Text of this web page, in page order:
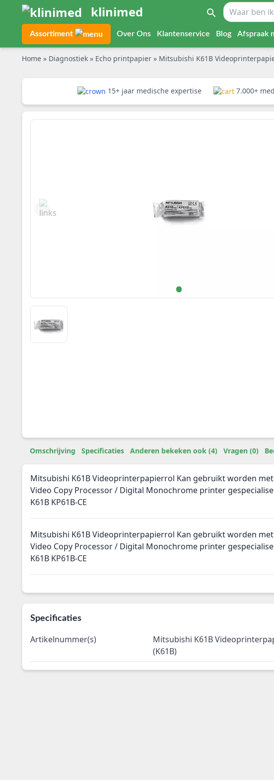
klinimed
Assortiment Over Ons Klantenservice Blog Afspraak
Home » Diagnostiek » Echo printpapier » Mitsubishi K61B
15+ jaar medische expertise 7.000+
Omschrijving Specificaties Anderen bekeken ook (4) Vragen (0)
Mitsubishi K61B Videoprinterpapierrol Kan gebruikt worden
Video Copy Processor / Digital Monochrome printer
K61B KP61B-CE
Mitsubishi K61B Videoprinterpapierrol Kan gebruikt worden
Video Copy Processor / Digital Monochrome printer
K61B KP61B-CE
Specificaties
Artikelnummer(s)
Mitsubishi K61B
(K61B)